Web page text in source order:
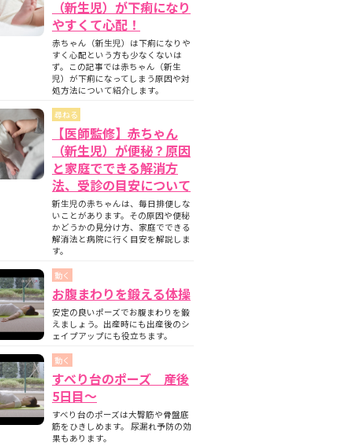
（新生児）が下痢になり
やすくて心配！
赤ちゃん（新生児）は下痢になりや
すく心配という方も少なくないは
ず。この記事では赤ちゃん（新生
児）が下痢になってしまう原因や対
処方法について紹介します。
尋ねる
【医師監修】赤ちゃん
（新生児）が便秘？原因
と家庭でできる解消方
法、受診の目安について
新生児の赤ちゃんは、毎日排便しな
いことがあります。その原因や便秘
かどうかの見分け方、家庭でできる
解消法と病院に行く目安を解説しま
す。
動く
お腹まわりを鍛える体操
安定の良いポーズでお腹まわりを鍛
えましょう。出産時にも出産後のシ
ェイプアップにも役立ちます。
動く
すべり台のポーズ 産後
5日目〜
すべり台のポーズは大臀筋や骨盤底
筋をひきしめます。 尿漏れ予防の効
果もあります。